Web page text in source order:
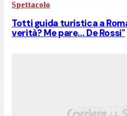
Spettacolo
Totti guida turistica a
verità? Me pare... De Rossi"